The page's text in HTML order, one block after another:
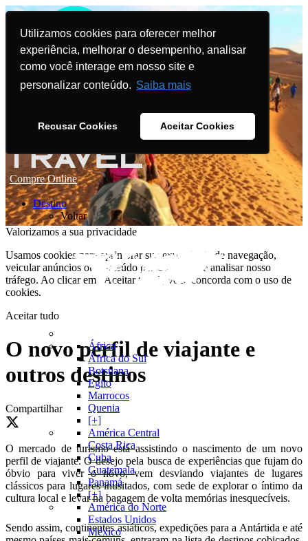
Utilizamos cookies para oferecer melhor
experiência, melhorar o desempenho, analisar
como você interage em nosso site e
personalizar conteúdo. Saiba mais
Recusar Cookies Aceitar Cookies
Compre Online
Destino
Voltar
África
África do Sul
Botsuana
Egito
Marrocos
Quenia
[+]
América Central
Costa Rica
Cuba
Guatemala
Panamá
[+]
América do Norte
Estados Unidos
México
Valorizamos a sua privacidade
Usamos cookies para aprimorar sua experiência de navegação,
veicular anúncios ou conteúdo personalizado e analisar nosso
tráfego. Ao clicar em "Aceitar tudo", você concorda com o uso de
cookies.
Aceitar tudo
O novo perfil de viajante e
outros destinos
Compartilhar
O mercado de turismo está assistindo o nascimento de um novo
perfil de viajante. O desejo pela busca de experiências que fujam do
óbvio para viver o novo, vem desviando viajantes de lugares
clássicos para lugares inusitados, com sede de explorar o íntimo da
cultura local e levar na bagagem de volta memórias inesquecíveis.
Sendo assim, continentes asiáticos, expedições para a Antártida e até